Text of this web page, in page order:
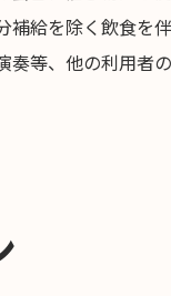
給を除く飲食を
等、他の利用者